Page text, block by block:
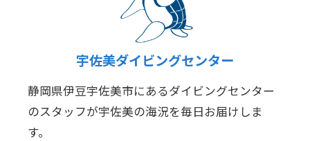
宇佐美ダイビングセンター
静岡県伊豆宇佐美市にあるダイビングセンター
のスタッフが宇佐美の海況を毎日お届けしま
す。